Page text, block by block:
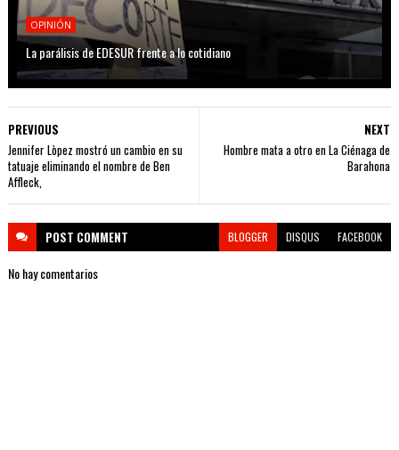
OPINIÓN
La parálisis de EDESUR frente a lo cotidiano
NEXT
Hombre mata a otro en La Ciénaga de
Barahona
PREVIOUS
Jennifer Lòpez mostró un cambio en su
tatuaje eliminando el nombre de Ben
Affleck,
POST COMMENT BLOGGER DISQUS FACEBOOK
No hay comentarios